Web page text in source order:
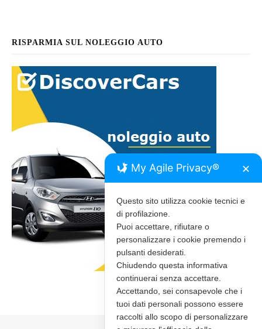
RISPARMIA SUL NOLEGGIO AUTO
My Agile Privacy® ✕
Questo sito utilizza cookie tecnici e
di profilazione.
Puoi accettare, rifiutare o
personalizzare i cookie premendo i
pulsanti desiderati.
Chiudendo questa informativa
continuerai senza accettare.
Accettando, sei consapevole che i
tuoi dati personali possono essere
raccolti allo scopo di personalizzare